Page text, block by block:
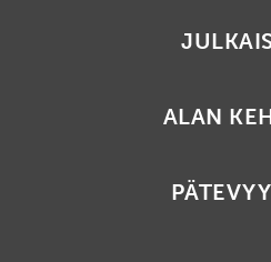
ALAN